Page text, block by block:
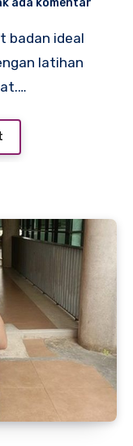
latihan